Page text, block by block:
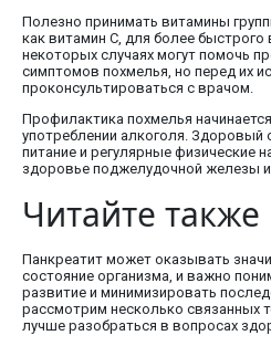
Полезно принимать витамины
как витамин C, для более
некоторых случаях могут помочь
симптомов похмелья, но перед их
проконсультироваться с врачом.
Профилактика похмелья
употреблении алкоголя. Здоровый
питание и регулярные физические
здоровье поджелудочной железы и
Читайте также
Панкреатит может оказывать
состояние организма, и важно
развитие и минимизировать
рассмотрим несколько связанных
лучше разобраться в вопросах